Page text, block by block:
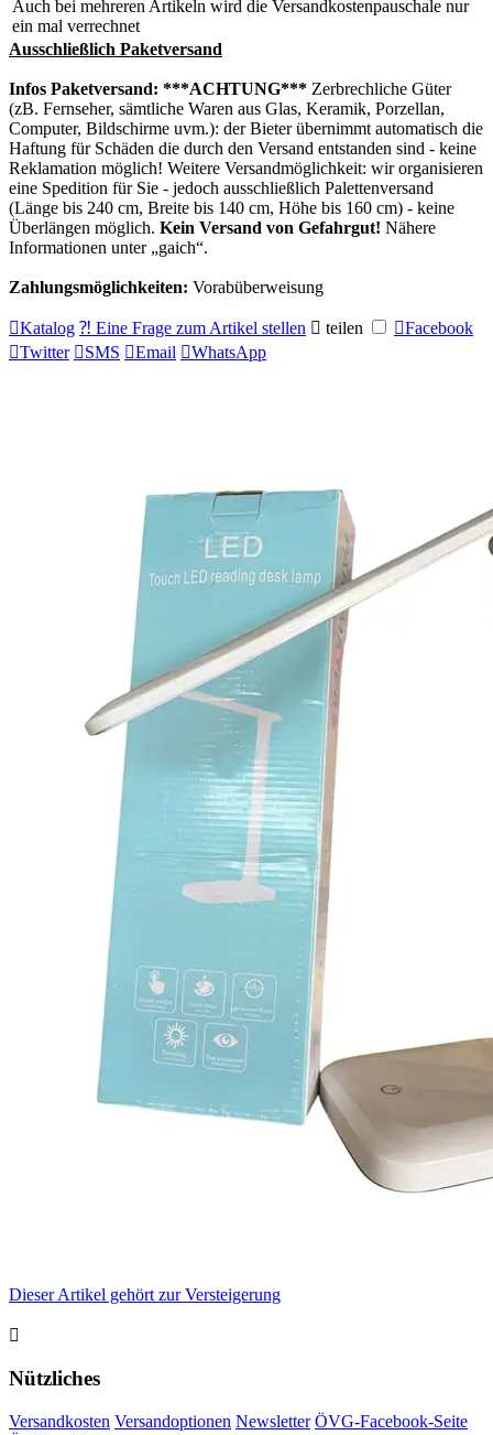
Auch bei mehreren Artikeln wird die Versandkostenpauschale nur
ein mal verrechnet
Ausschließlich Paketversand
Infos Paketversand: ***ACHTUNG*** Zerbrechliche Güter
(zB. Fernseher, sämtliche Waren aus Glas, Keramik, Porzellan,
Computer, Bildschirme uvm.): der Bieter übernimmt automatisch die
Haftung für Schäden die durch den Versand entstanden sind - keine
Reklamation möglich! Weitere Versandmöglichkeit: wir organisieren
eine Spedition für Sie - jedoch ausschließlich Palettenversand
(Länge bis 240 cm, Breite bis 140 cm, Höhe bis 160 cm) - keine
Überlängen möglich. Kein Versand von Gefahrgut! Nähere
Informationen unter
gaich .
Zahlungsmöglichkeiten: Vorabüberweisung
Katalog ⁈ Eine Frage zum Artikel stellen  teilen Facebook
Twitter SMS Email WhatsApp
Dieser Artikel gehört zur Versteigerung

Nützliches
Versandkosten Versandoptionen Newsletter ÖVG-Facebook-Seite